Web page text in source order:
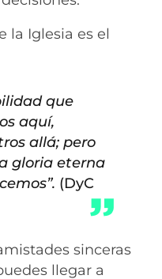
la Iglesia es el
que
aquí,
allá; pero
gloria eterna
(DyC
sinceras
llegar a